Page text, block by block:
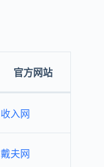
官方网站
收入网
戴夫网